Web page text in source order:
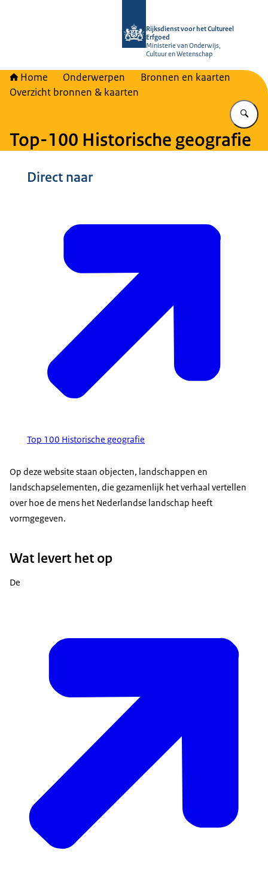
Rijksdienst voor het Cultureel
Erfgoed
Ministerie van Onderwijs,
Cultuur en Wetenschap
Home Onderwerpen
Bronnen en kaarten
Overzicht bronnen & kaarten
Top-100 Historische geografie
Direct naar
Top 100 Historische geografie
Op deze website staan objecten, landschappen en
landschapselementen, die gezamenlijk het verhaal vertellen
over hoe de mens het Nederlandse landschap heeft
vormgegeven.
Wat levert het op
De